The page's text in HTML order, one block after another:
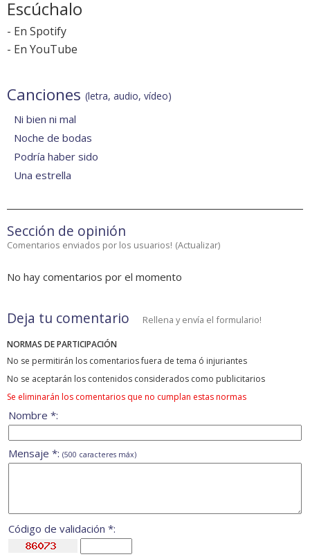
Escúchalo
- En Spotify
- En YouTube
Canciones (letra, audio, vídeo)
Ni bien ni mal
Noche de bodas
Podría haber sido
Una estrella
Sección de opinión
Comentarios enviados por los usuarios! (Actualizar)
No hay comentarios por el momento
Deja tu comentario Rellena y envía el formulario!
NORMAS DE PARTICIPACIÓN
No se permitirán los comentarios fuera de tema ó injuriantes
No se aceptarán los contenidos considerados como publicitarios
Se eliminarán los comentarios que no cumplan estas normas
Nombre *:
Mensaje *: (500 caracteres máx)
Código de validación *: